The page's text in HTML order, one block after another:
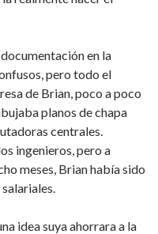
en la
pero todo el
de Brian, poco a poco
planos de chapa
centrales.
ingenieros, pero a
meses, Brian había sido
idea suya ahorrara a la